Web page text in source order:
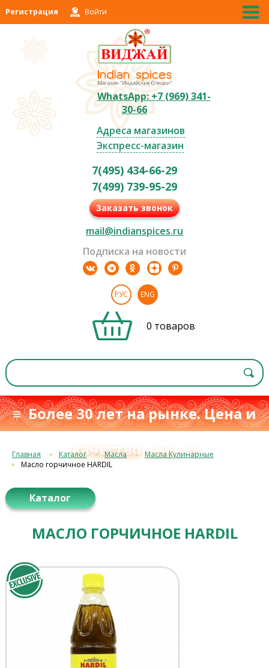
Регистрация Войти
WhatsApp: +7 (969) 341-
30-66
Адреса магазинов
Экспресс-магазин
7(495) 434-66-29
7(499) 739-95-29
Заказать звонок
mail@indianspices.ru
Подписка на новости
РУС ENG
0 товаров
≡ Более 30 лет на рынке. Цена и
качествос 1993 г.≡
Главная Каталог Масла
Масла Кулинарные
Масло горчичное HARDIL
Каталог
МАСЛО ГОРЧИЧНОЕ HARDIL